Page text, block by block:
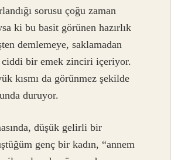
sorusu çoğu zaman
ki bu basit görünen hazırlık
demlemeye, saklamadan
ciddi bir emek zinciri içeriyor.
kısmı da görünmez şekilde
duruyor.
düşük gelirli bir
genç bir kadın, “annem